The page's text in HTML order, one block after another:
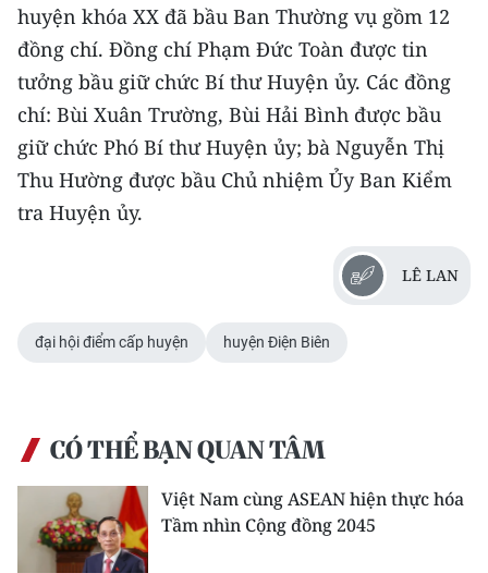
huyện khóa XX đã bầu Ban Thường vụ gồm 12
đồng chí. Đồng chí Phạm Đức Toàn được tin
tưởng bầu giữ chức Bí thư Huyện ủy. Các đồng
chí: Bùi Xuân Trường, Bùi Hải Bình được bầu
giữ chức Phó Bí thư Huyện ủy; bà Nguyễn Thị
Thu Hường được bầu Chủ nhiệm Ủy Ban Kiểm
tra Huyện ủy.
LÊ LAN
đại hội điểm cấp huyện huyện Điện Biên
CÓ THỂ BẠN QUAN TÂM
Việt Nam cùng ASEAN hiện thực hóa
Tầm nhìn Cộng đồng 2045